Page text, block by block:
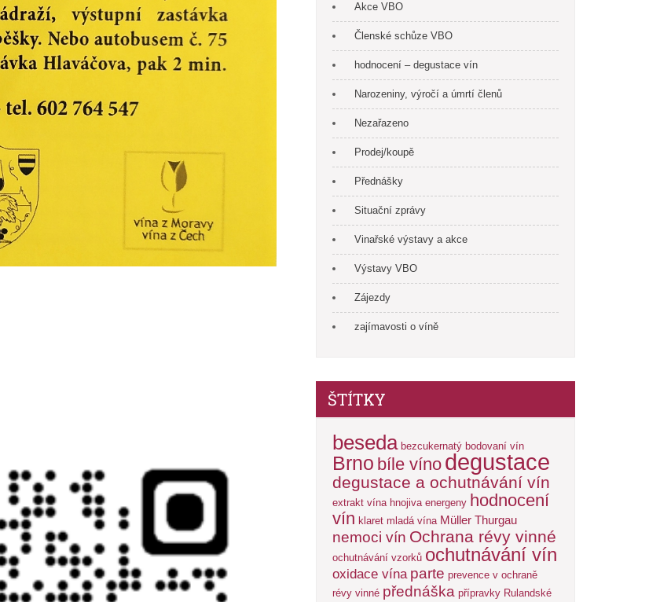
Akce VBO
Členské schůze VBO
hodnocení – degustace vín
Narozeniny, výročí a úmrtí členů
Nezařazeno
Prodej/koupě
Přednášky
Situační zprávy
Vinařské výstavy a akce
Výstavy VBO
Zájezdy
zajímavosti o víně
ŠTÍTKY
beseda bezcukernatý bodovaní vín
Brno bíle víno degustace
degustace a ochutnávání vín
extrakt vína hnojiva energeny hodnocení
vín klaret mladá vína Müller Thurgau
nemoci vín Ochrana révy vinné
ochutnávání vzorků ochutnávání vín
oxidace vína parte prevence v ochraně
révy vinné přednáška přípravky Rulandské